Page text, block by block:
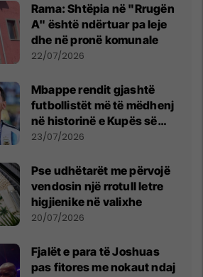
Rama: Shtëpia në "Rrugën
A" është ndërtuar pa leje
dhe në pronë komunale
22/07/2026
Mbappe rendit gjashtë
futbollistët më të mëdhenj
në historinë e Kupës së
Botës, Messi mbetet i dyti
23/07/2026
Pse udhëtarët me përvojë
vendosin një rrotull letre
higjienike në valixhe
20/07/2026
Fjalët e para të Joshuas
pas fitores me nokaut ndaj